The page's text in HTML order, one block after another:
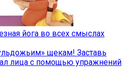
йога во всех смыслах
щекам! Заставь
лица с помощью упражнений